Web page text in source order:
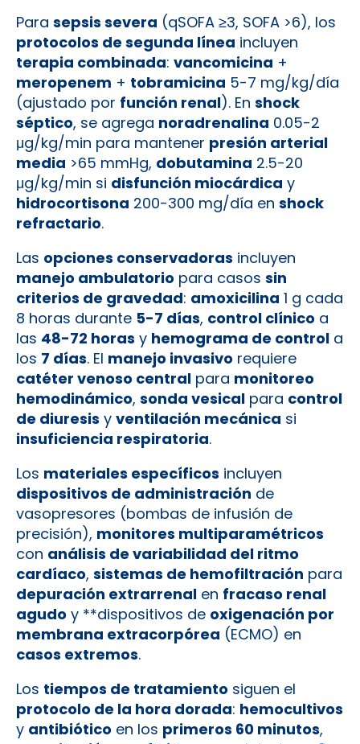
Para sepsis severa (qSOFA ≥3, SOFA >6), los
protocolos de segunda línea incluyen
terapia combinada: vancomicina +
meropenem + tobramicina 5-7 mg/kg/día
(ajustado por función renal). En shock
séptico, se agrega noradrenalina 0.05-2
μg/kg/min para mantener presión arterial
media >65 mmHg, dobutamina 2.5-20
μg/kg/min si disfunción miocárdica y
hidrocortisona 200-300 mg/día en shock
refractario.
Las opciones conservadoras incluyen
manejo ambulatorio para casos sin
criterios de gravedad: amoxicilina 1 g cada
8 horas durante 5-7 días, control clínico a
las 48-72 horas y hemograma de control a
los 7 días. El manejo invasivo requiere
catéter venoso central para monitoreo
hemodinámico, sonda vesical para control
de diuresis y ventilación mecánica si
insuficiencia respiratoria.
Los materiales específicos incluyen
dispositivos de administración de
vasopresores (bombas de infusión de
precisión), monitores multiparamétricos
con análisis de variabilidad del ritmo
cardíaco, sistemas de hemofiltración para
depuración extrarrenal en fracaso renal
agudo y **dispositivos de oxigenación por
membrana extracorpórea (ECMO) en
casos extremos.
Los tiempos de tratamiento siguen el
protocolo de la hora dorada: hemocultivos
y antibiótico en los primeros 60 minutos,